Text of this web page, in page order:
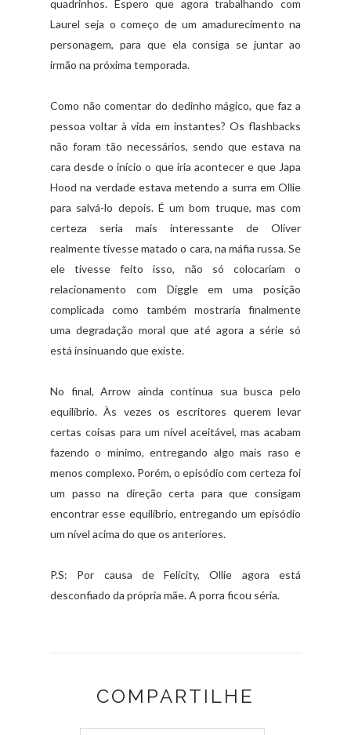
quadrinhos. Espero que agora trabalhando com
Laurel seja o começo de um amadurecimento na
personagem, para que ela consiga se juntar ao
irmão na próxima temporada.
Como não comentar do dedinho mágico, que faz a
pessoa voltar à vida em instantes? Os flashbacks
não foram tão necessários, sendo que estava na
cara desde o início o que iria acontecer e que Japa
Hood na verdade estava metendo a surra em Ollie
para salvá-lo depois. É um bom truque, mas com
certeza seria mais interessante de Oliver
realmente tivesse matado o cara, na máfia russa. Se
ele tivesse feito isso, não só colocariam o
relacionamento com Diggle em uma posição
complicada como também mostraria finalmente
uma degradação moral que até agora a série só
está insinuando que existe.
No final, Arrow ainda continua sua busca pelo
equilíbrio. Às vezes os escritores querem levar
certas coisas para um nível aceitável, mas acabam
fazendo o mínimo, entregando algo mais raso e
menos complexo. Porém, o episódio com certeza foi
um passo na direção certa para que consigam
encontrar esse equilíbrio, entregando um episódio
um nível acima do que os anteriores.
P.S: Por causa de Felicity, Ollie agora está
desconfiado da própria mãe. A porra ficou séria.
COMPARTILHE